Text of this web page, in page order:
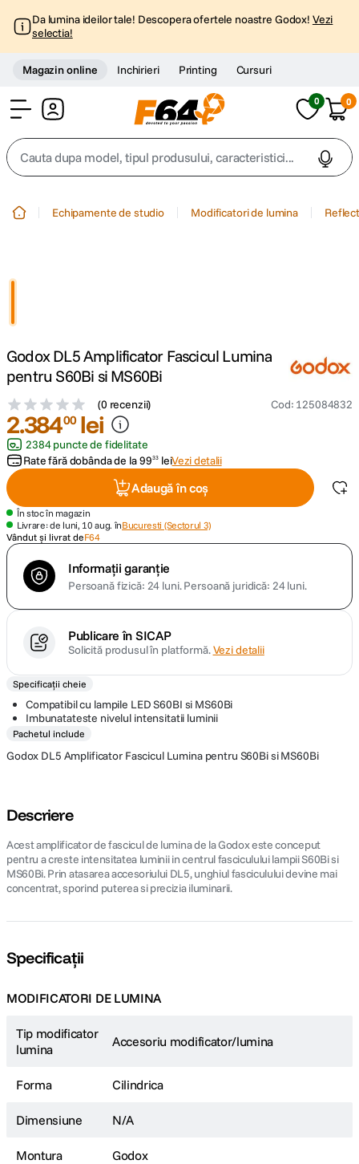
Da lumina ideilor tale! Descopera ofertele noastre Godox! Vezi
selectia!
Magazin online Inchirieri Printing Cursuri
0 0
Cauta dupa model, tipul produsului, caracteristici...
4. peak design
6. lavaliera
7. sony fx
8. card memorie
dji mic mini
10 . dji osmo
Echipamente de studio Modificatori de lumina
Godox DL5 Amplificator Fascicul Lumina
pentru S60Bi si MS60Bi
(0 recenzii) Cod: 125084832
2.38400 lei
2384 puncte de fidelitate
Rate fără dobânda de la9933 leiVezi detalii
Adaugă în coș
În stoc în magazin
Livrare: de luni, 10 aug. înBucuresti (Sectorul 3)
Vândut și livrat deF64
Informații garanție
Persoană fizică: 24 luni.Persoană juridică: 24 luni.
Publicare în SICAP
Solicită produsul în platformă.Vezi detalii
Specificații cheie
Compatibil cu lampile LED S60BI si MS60Bi
Imbunatateste nivelul intensitatii luminii
Pachetul include
Godox DL5 Amplificator Fascicul Lumina pentru S60Bi si MS60Bi
Descriere
Acest amplificator de fascicul de lumina de la Godox este conceput
pentru a creste intensitatea luminii in centrul fasciculului lampii S60Bi si
MS60Bi. Prin atasarea accesoriului DL5, unghiul fasciculului devine mai
concentrat, sporind puterea si precizia iluminarii.
Specificații
MODIFICATORI DE LUMINA
Tip modificator
lumina
Accesoriu modificator/lumina
Forma Cilindrica
Dimensiune N/A
Montura Godox